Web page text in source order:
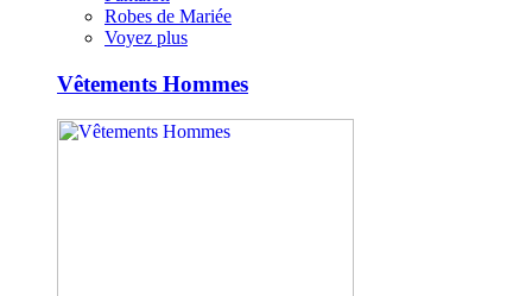
Robes de Mariée
Voyez plus
Vêtements Hommes